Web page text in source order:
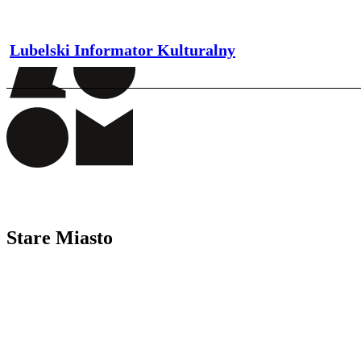
Lubelski Informator Kulturalny
Stare Miasto